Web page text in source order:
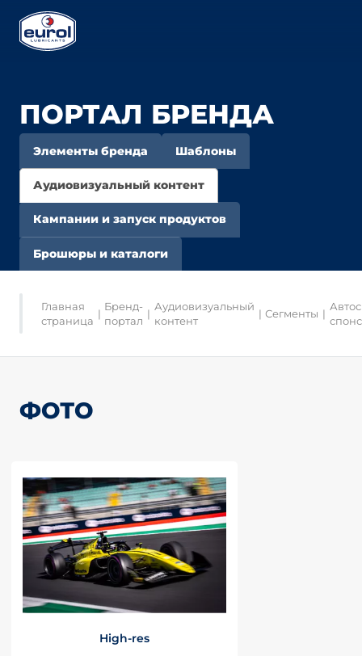
ПОРТАЛ БРЕНДА
Элементы бренда Шаблоны
Аудиовизуальный контент
Кампании и запуск продуктов
Брошюры и каталоги
Главная
страница
|
Бренд-
портал
|
Аудиовизуальный
контент
| Сегменты |
ФОТО
High-res